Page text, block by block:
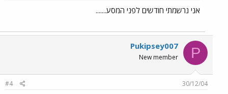
אני נרשמתי חודשים לפני המסע.......
P
Pukipsey007
New member
30/12/04
#4